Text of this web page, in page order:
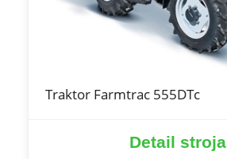
Traktor Farmtrac 555DTc
Detail stroja